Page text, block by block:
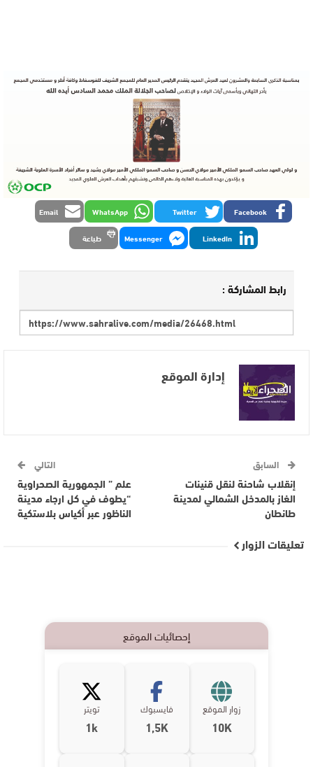
Facebook
Twitter
WhatsApp
Email
LinkedIn
Messenger طباعة
رابط المشاركة :
إدارة الموقع
السابق
إنقلاب شاحنة لنقل قنينات
الغاز بالمدخل الشمالي لمدينة
طانطان
التالي
علم ” الجمهورية الصحراوية
“يطوف في كل ارجاء مدينة
الناظور عبر أكياس بلاستكية
تعليقات الزوار
إحصائيات الموقع
زوار الموقع
10K
فايسبوك
1,5K
تويتر
1k